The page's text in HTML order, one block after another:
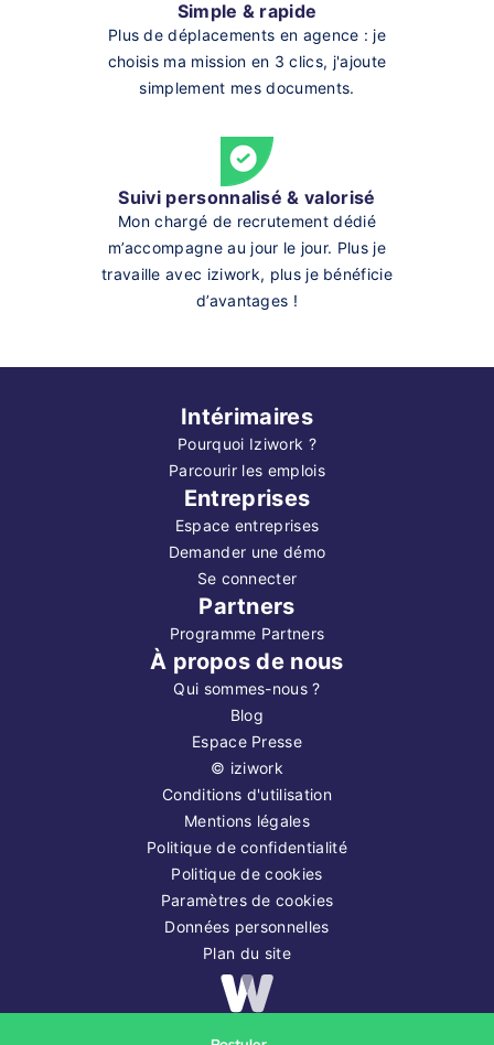
Simple & rapide
Plus de déplacements en agence : je
choisis ma mission en 3 clics, j'ajoute
simplement mes documents.
Suivi personnalisé & valorisé
Mon chargé de recrutement dédié
m’accompagne au jour le jour. Plus je
travaille avec iziwork, plus je bénéficie
d’avantages !
Intérimaires
Pourquoi Iziwork ?
Parcourir les emplois
Entreprises
Espace entreprises
Demander une démo
Se connecter
Partners
Programme Partners
À propos de nous
Qui sommes-nous ?
Blog
Espace Presse
© iziwork
Conditions d'utilisation
Mentions légales
Politique de confidentialité
Politique de cookies
Paramètres de cookies
Données personnelles
Plan du site